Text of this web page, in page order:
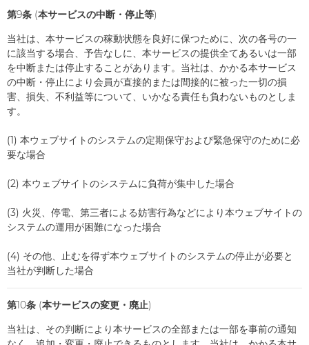
第9条 (本サービスの中断・停止等)
当社は、本サービスの稼動状態を良好に保つために、次の各号の一
に該当する場合、予告なしに、本サービスの提供全てあるいは一部
を中断または停止することがあります。当社は、かかる本サービス
の中断・停止により会員が直接的または間接的に被った一切の損
害、損失、不利益等について、いかなる責任も負わないものとしま
す。
(1) 本ウェブサイトのシステムの定期保守および緊急保守のために必
要な場合
(2) 本ウェブサイトのシステムに負荷が集中した場合
(3) 火災、停電、第三者による妨害行為などにより本ウェブサイトの
システムの運用が困難になった場合
(4) その他、止むを得ず本ウェブサイトのシステムの停止が必要と
当社が判断した場合
第10条 (本サービスの変更・廃止)
当社は、その判断により本サービスの全部または一部を事前の通知